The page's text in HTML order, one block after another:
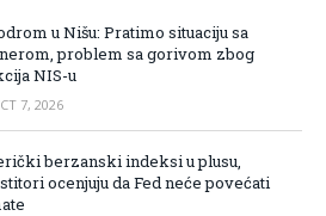
u Nišu: Pratimo situaciju sa
problem sa gorivom zbog
NIS-u
7, 2026
berzanski indeksi u plusu,
ocenjuju da Fed neće povećati